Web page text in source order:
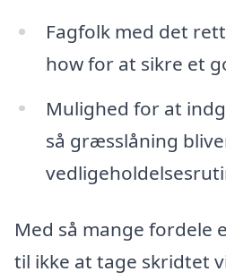
Fagfolk med det
how for at sikre et
Mulighed for at
så græsslåning
Med så mange fordele
til ikke at tage skridtet